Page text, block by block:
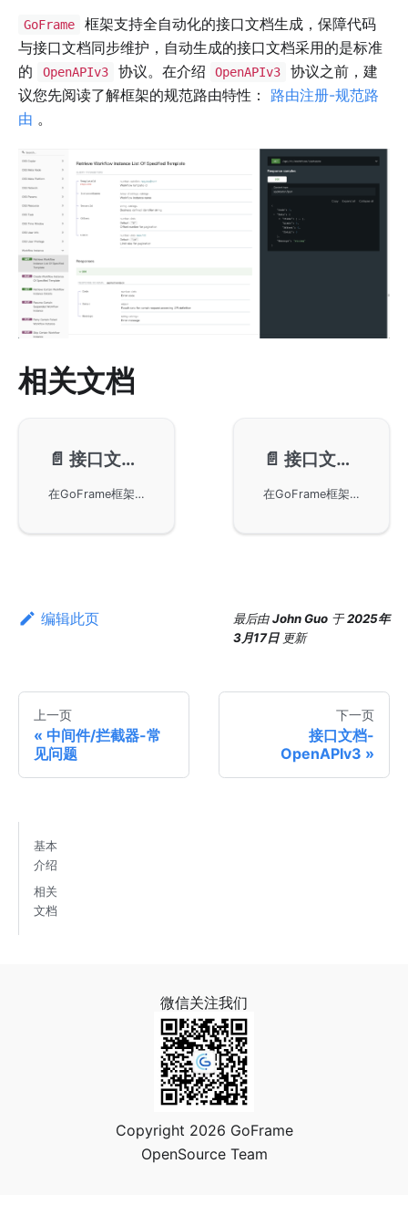
GoFrame
框架支持全自动化的接口文档生成，保障代码
与接口文档同步维护，自动生成的接口文档采用的是标准
的
OpenAPIv3 协议。在介绍 OpenAPIv3
协议之前，建
议您先阅读了解框架的规范路由特性： 路由注册-规范路
由 。
相关文档
📄️ 接口文档-OpenAPIv3
在GoFrame框架中使用OpenAPIv3协议来规范接口文档的生成。通过嵌入g.Meta元数据结构体，可以自动生成包含协议标签的接口信息。此外，文中还展示了如何自定义扩展标签和手动完善接口文档。
📄️ 接口文档-自定义UI
在GoFrame框架中使用SwaggerUI自定义接口文档UI，以替代默认的Redoc组件UI。通过示例代码展示如何快速实现接口文档的替换，连接企业内部资源，避免外网依赖。详细演示了接口文档与第三方平台的对接，使用GoFrame Server进行UI模板切换，提升文档展示灵活性及可定制性。
编辑此页 最后由John Guo 于2025年
3月17日 更新
上一页
中间件/拦截器-常
见问题
下一页
接口文档-
OpenAPIv3
基本
介绍
相关
文档
微信关注我们
Copyright 2026 GoFrame
OpenSource Team